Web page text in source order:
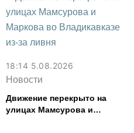
18:14 5.08.2026
Новости
Движение перекрыто на
улицах Мамсурова и